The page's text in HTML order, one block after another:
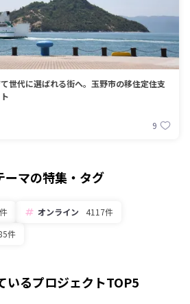
世代に選ばれる街へ。玉野市の移住定住支
9
ーマの特集・タグ
オンライン
4117件
件
いるプロジェクトTOP5